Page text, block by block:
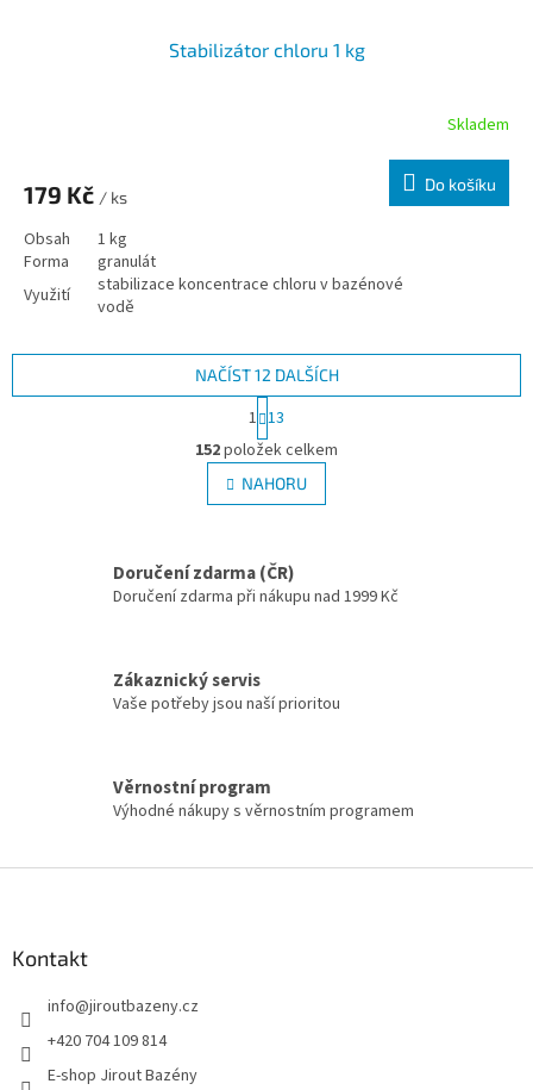
Stabilizátor chloru 1 kg
Skladem
179 Kč / ks
Do košíku
Obsah
1 kg
Forma
granulát
Využití
stabilizace koncentrace chloru v bazénové
vodě
Ovládací prvky výpisu
NAČÍST 12 DALŠÍCH
1 13
152položek celkem
NAHORU
Doručení zdarma (ČR)
Doručení zdarma při nákupu nad 1999 Kč
Zákaznický servis
Vaše potřeby jsou naší prioritou
Věrnostní program
Výhodné nákupy s věrnostním programem
Kontakt
info@jiroutbazeny.cz
+420 704 109 814
E-shop Jirout Bazény